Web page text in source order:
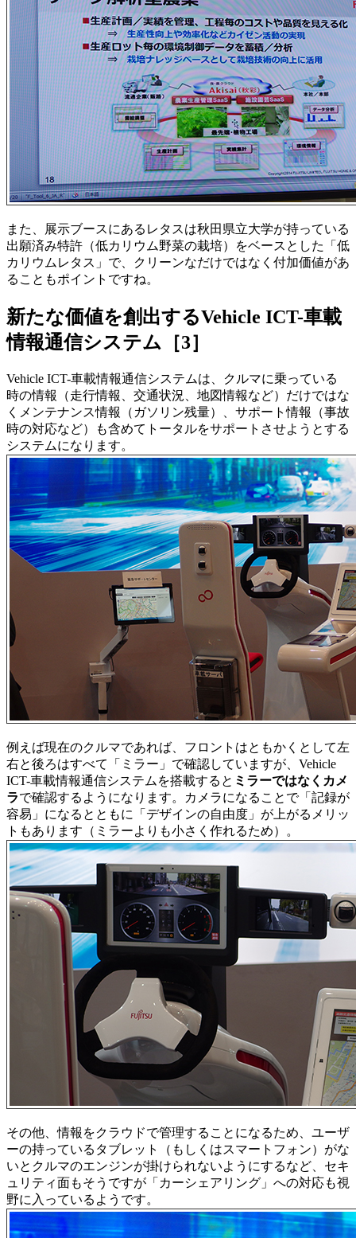
また、展示ブースにあるレタスは秋田県立大学が持っている
出願済み特許（低カリウム野菜の栽培）をベースとした「低
カリウムレタス」で、クリーンなだけではなく付加価値があ
ることもポイントですね。
新たな価値を創出するVehicle ICT-車載
情報通信システム［3］
Vehicle ICT-車載情報通信システムは、クルマに乗っている
時の情報（走行情報、交通状況、地図情報など）だけではな
くメンテナンス情報（ガソリン残量）、サポート情報（事故
時の対応など）も含めてトータルをサポートさせようとする
システムになります。
例えば現在のクルマであれば、フロントはともかくとして左
右と後ろはすべて「ミラー」で確認していますが、Vehicle
ICT-車載情報通信システムを搭載すると ミラーではなくカメ
ラで確認するようになります。カメラになることで「記録が
容易」になるとともに「デザインの自由度」が上がるメリッ
トもあります（ミラーよりも小さく作れるため）。
その他、情報をクラウドで管理することになるため、ユーザ
ーの持っているタブレット（もしくはスマートフォン）がな
いとクルマのエンジンが掛けられないようにするなど、セキ
ュリティ面もそうですが「カーシェアリング」への対応も視
野に入っているようです。